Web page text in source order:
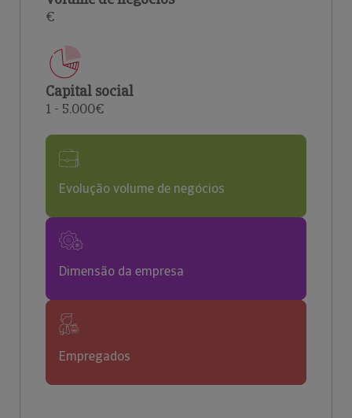
€
Capital social
1 - 5.000€
Evolução volume de negócios
Dimensão da empresa
Empregados